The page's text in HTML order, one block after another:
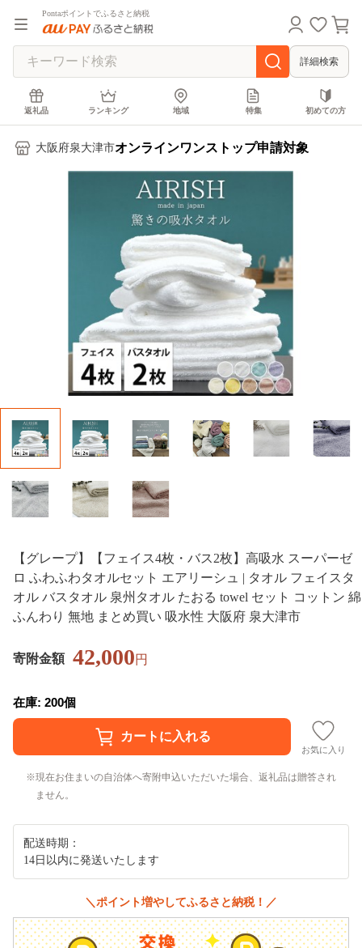
Pontaポイントでふるさと納税
詳細検索
返礼品 ランキング 地域 特集 初めての方
大阪府泉大津市オンラインワンストップ申請対象
【グレープ】【フェイス4枚・バス2枚】高吸水 スーパーゼ
ロ ふわふわタオルセット エアリーシュ | タオル フェイスタ
オル バスタオル 泉州タオル たおる towel セット コットン 綿
ふんわり 無地 まとめ買い 吸水性 大阪府 泉大津市
寄附金額 42,000円
在庫: 200個
お気に入り
現在お住まいの自治体へ寄附申込いただいた場合、返礼品は贈答され
ません。
配送時期：
14日以内に発送いたします
＼ポイント増やしてふるさと納税！／